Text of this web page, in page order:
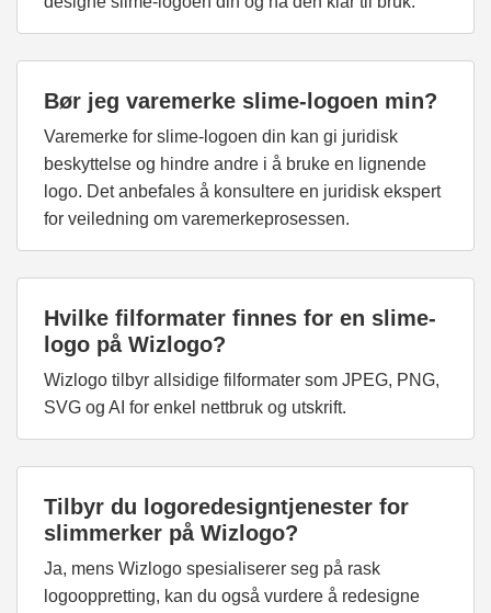
Bør jeg varemerke slime-logoen min?
Varemerke for slime-logoen din kan gi juridisk
beskyttelse og hindre andre i å bruke en lignende
logo. Det anbefales å konsultere en juridisk ekspert
for veiledning om varemerkeprosessen.
Hvilke filformater finnes for en slime-
logo på Wizlogo?
Wizlogo tilbyr allsidige filformater som JPEG, PNG,
SVG og AI for enkel nettbruk og utskrift.
Tilbyr du logoredesigntjenester for
slimmerker på Wizlogo?
Ja, mens Wizlogo spesialiserer seg på rask
logooppretting, kan du også vurdere å redesigne